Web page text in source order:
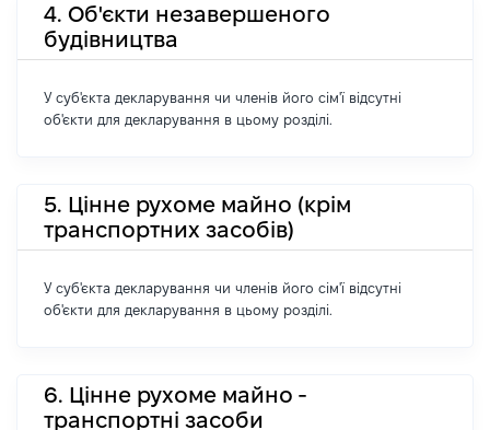
4. Об'єкти незавершеного
будівництва
У суб'єкта декларування чи членів його сім'ї відсутні
об'єкти для декларування в цьому розділі.
5. Цінне рухоме майно (крім
транспортних засобів)
У суб'єкта декларування чи членів його сім'ї відсутні
об'єкти для декларування в цьому розділі.
6. Цінне рухоме майно -
транспортні засоби